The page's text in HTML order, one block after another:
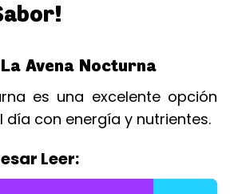
Avena Nocturna
es una excelente opción
día con energía y nutrientes.
Leer: